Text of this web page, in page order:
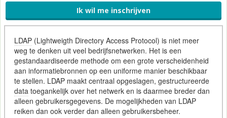
Ik wil me inschrijven
LDAP(Lightweigth Directory Access Protocol) is niet meer
weg te denken uit veel bedrijfsnetwerken. Het is een
gestandaardiseerde methode om een grote verscheidenheid
aan informatiebronnen op een uniforme manier beschikbaar
te stellen. LDAP maakt centraal opgeslagen, gestructureerde
data toegankelijk over het netwerk en is daarmee breder dan
alleen gebruikersgegevens. De mogelijkheden van LDAP
reiken dan ook verder dan alleen gebruikersbeheer.